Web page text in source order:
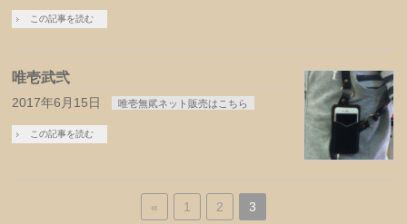
この記事を読む
唯壱武弐
2017年6月15日 唯壱無貮ネット販売はこちら
この記事を読む
« 1 2 3